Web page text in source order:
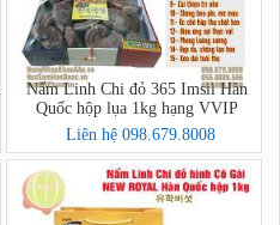
Nấm Linh Chi đỏ 365 Imsil Hàn
Quốc hộp lụa 1kg hạng VVIP
Liên hệ 098.679.8008